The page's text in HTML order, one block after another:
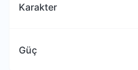
Karakter
Güç